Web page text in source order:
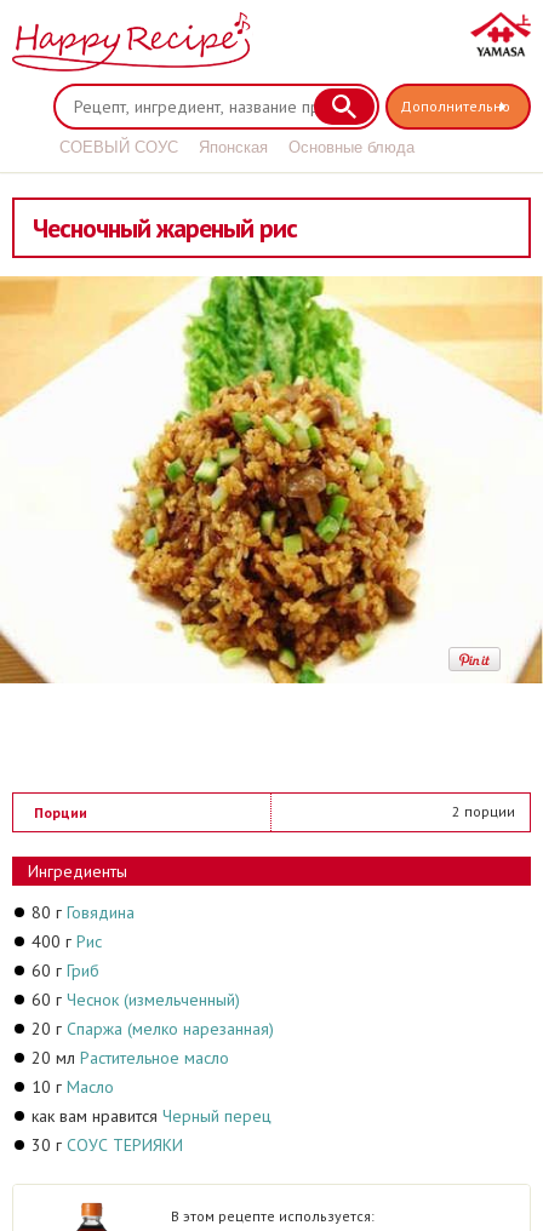
Дополнительно
СОЕВЫЙ СОУС Японская
Основные блюда
Чесночный жареный рис
Порции 2 порции
Ингредиенты
80 г Говядина
400 г Рис
60 г Гриб
60 г Чеснок (измельченный)
20 г Спаржа (мелко нарезанная)
20 мл Растительное масло
10 г Масло
как вам нравится Черный перец
30 г СОУС ТЕРИЯКИ
В этом рецепте используется: